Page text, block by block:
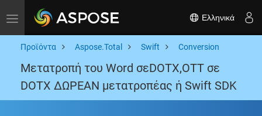
Toggle navigation Ελληνικά
Προϊόντα Aspose.Total Swift Conversion
Μετατροπή του Word σεDOTX,OTT σε
DOTX ΔΩΡΕΑΝ μετατροπέας ή Swift SDK